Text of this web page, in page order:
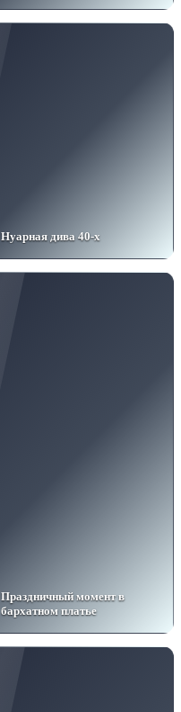
Нуарная дива 40-х
Праздничный момент в
бархатном платье